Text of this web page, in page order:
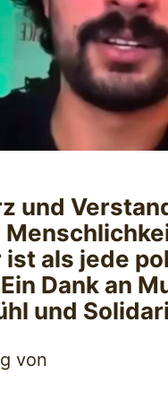
und
ist als jede
Dank an
und
von